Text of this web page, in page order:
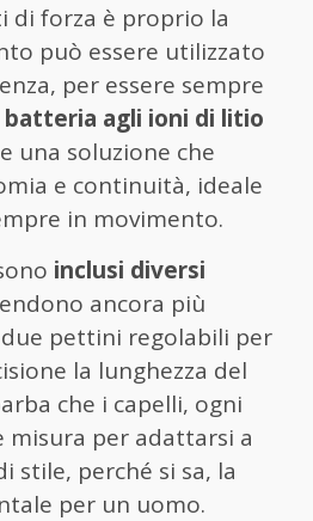
di forza è proprio la
può essere utilizzato
per essere sempre
batteria agli ioni di litio
una soluzione che
e continuità, ideale
in movimento.
inclusi diversi
ancora più
pettini regolabili per
la lunghezza del
che i capelli, ogni
misura per adattarsi a
stile, perché si sa, la
per un uomo.